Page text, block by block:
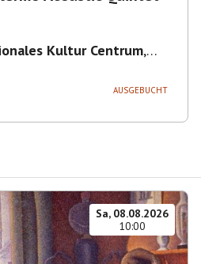
Kultur Centrum,
AUSGEBUCHT
Sa, 08.08.2026
10:00